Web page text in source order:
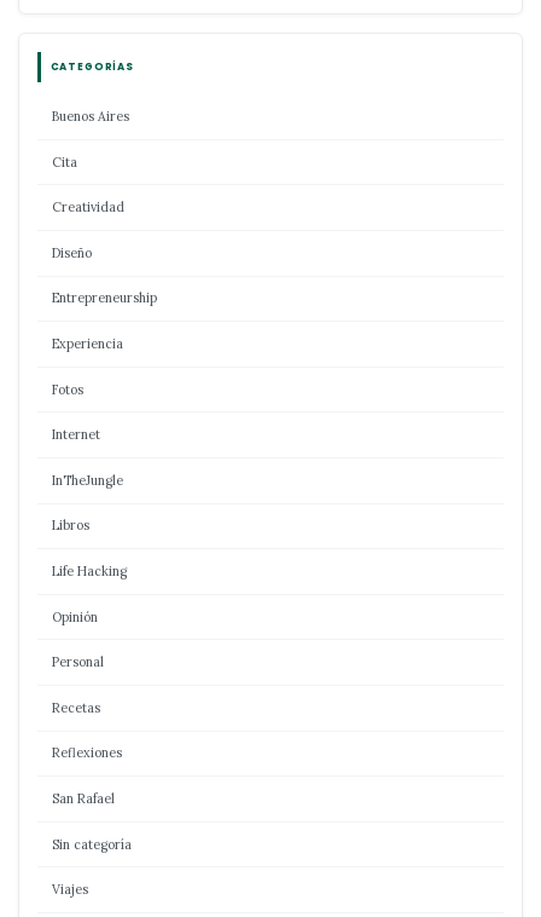
CATEGORÍAS
Buenos Aires
Cita
Creatividad
Diseño
Entrepreneurship
Experiencia
Fotos
Internet
InTheJungle
Libros
Life Hacking
Opinión
Personal
Recetas
Reflexiones
San Rafael
Sin categoría
Viajes